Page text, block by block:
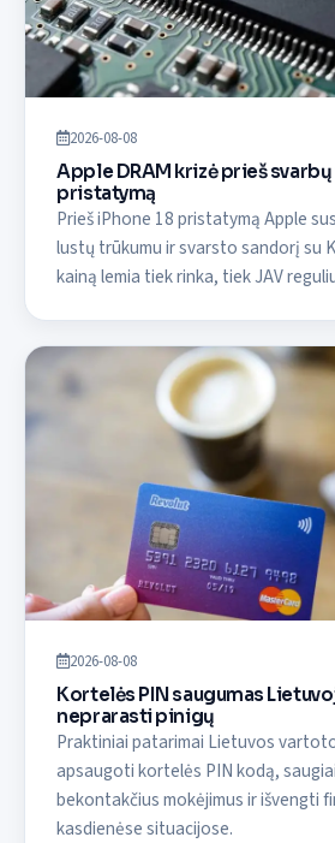
2026-08-08
Apple DRAM krizė prieš svarbų
pristatymą
Prieš iPhone 18 pristatymą Apple
lustų trūkumu ir svarsto sandorį su
kainą lemia tiek rinka, tiek JAV
2026-08-08
Kortelės PIN saugumas
neprarasti pinigų
Praktiniai patarimai Lietuvos
apsaugoti kortelės PIN kodą,
bekontakčius mokėjimus ir išvengti
kasdienėse situacijose.